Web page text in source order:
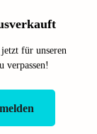
für unseren
verpassen!